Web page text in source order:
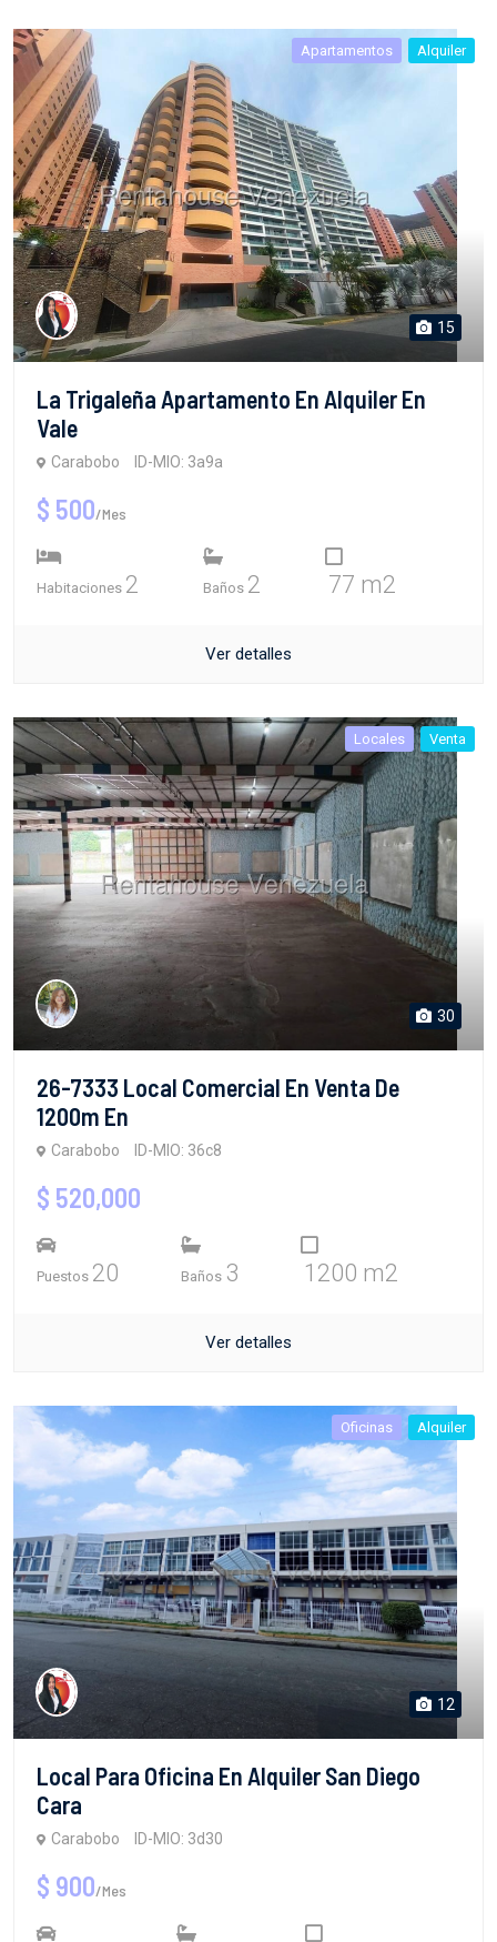
Apartamentos Alquiler
15
La Trigaleña Apartamento En Alquiler En
Vale
Carabobo ID-MIO: 3a9a
$ 500/Mes
Habitaciones 2 Baños 2 77 m2
Ver detalles
Locales Venta
30
26-7333 Local Comercial En Venta De
1200m En
Carabobo ID-MIO: 36c8
$ 520,000
Puestos 20 Baños 3 1200 m2
Ver detalles
Oficinas Alquiler
12
Local Para Oficina En Alquiler San Diego
Cara
Carabobo ID-MIO: 3d30
$ 900/Mes